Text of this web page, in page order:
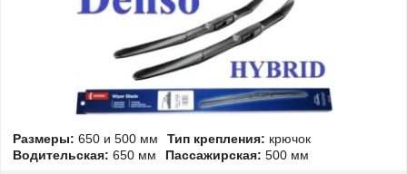
Размеры: 650 и 500 мм Тип крепления: крючок
Водительская: 650 мм Пассажирская: 500 мм